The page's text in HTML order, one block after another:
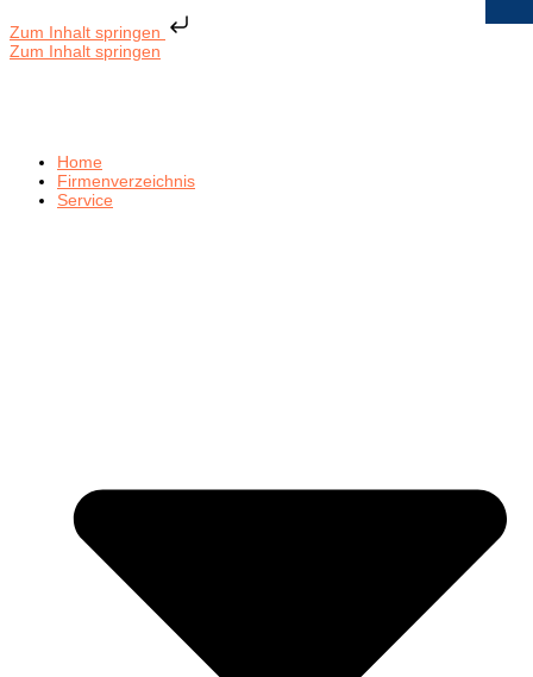
Zum Inhalt springen
Zum Inhalt springen
Home
Firmenverzeichnis
Service